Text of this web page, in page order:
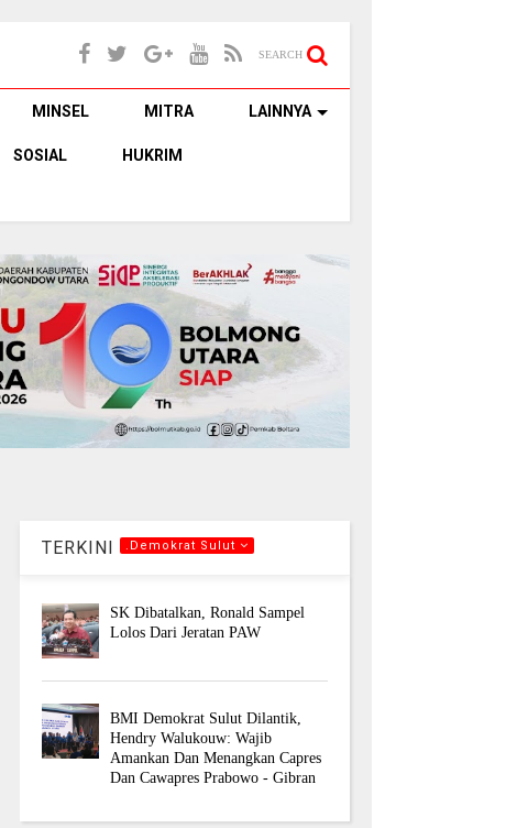
SEARCH
MINSEL MITRA LAINNYA
SOSIAL HUKRIM
TERKINI .Demokrat Sulut
SK Dibatalkan, Ronald Sampel
Lolos Dari Jeratan PAW
BMI Demokrat Sulut Dilantik,
Hendry Walukouw: Wajib
Amankan Dan Menangkan Capres
Dan Cawapres Prabowo - Gibran